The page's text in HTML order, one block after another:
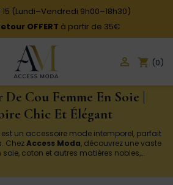
(Lundi–Vendredi 9h00–18h30)
OFFERT à partir de 35€
 shopping_cart (0)
Cou Femme En Soie |
Chic Et Élégant
est un accessoire mode intemporel, parfait
ChezAccess Moda, découvrez une vaste
coton et autres matières nobles,
Qu'il soit noué façon cravate, style
le foulard cou femme apporte une